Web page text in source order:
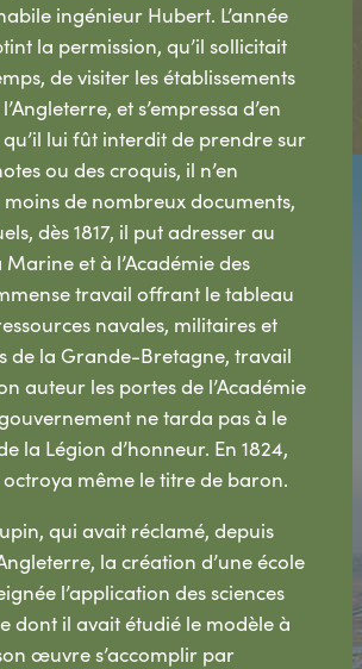
ingénieur Hubert. L’année
la permission, qu’il sollicitait
de visiter les établissements
et s’empressa d’en
lui fût interdit de prendre sur
ou des croquis, il n’en
de nombreux documents,
dès 1817, il put adresser au
et à l’Académie des
travail offrant le tableau
navales, militaires et
de la Grande-Bretagne, travail
auteur les portes de l’Académie
ne tarda pas à le
la Légion d’honneur. En 1824,
octroya même le titre de baron.
qui avait réclamé, depuis
la création d’une école
l’application des sciences
dont il avait étudié le modèle à
œuvre s’accomplir par